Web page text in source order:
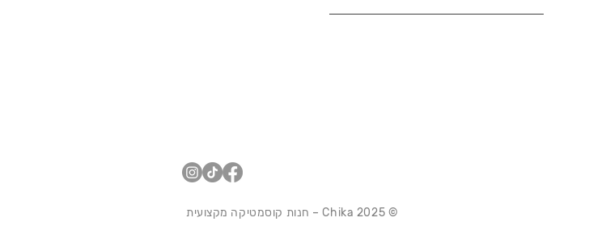
© 2025 Chika – חנות קוסמטיקה מקצועית